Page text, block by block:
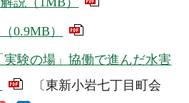
0.9MB）
験の場」協働で進んだ水害
〔東新小岩七丁目町会